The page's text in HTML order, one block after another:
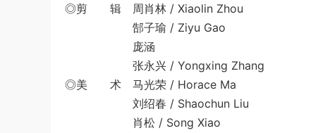
◎剪 辑 周肖林 / Xiaolin Zhou
郜子瑜 / Ziyu Gao
庞涵
张永兴 / Yongxing Zhang
◎美 术 马光荣 / Horace Ma
刘绍春 / Shaochun Liu
肖松 / Song Xiao